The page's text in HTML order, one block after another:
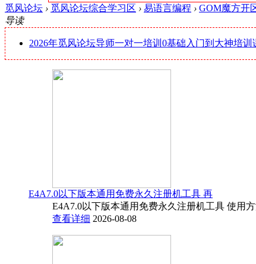
觅风论坛 › 觅风论坛综合学习区 › 易语言编程 › GOM魔方开
导读
2026年觅风论坛导师一对一培训0基础入门到大神培训
E4A7.0以下版本通用免费永久注册机工具 再
E4A7.0以下版本通用免费永久注册机工具 使用
查看详细 2026-08-08